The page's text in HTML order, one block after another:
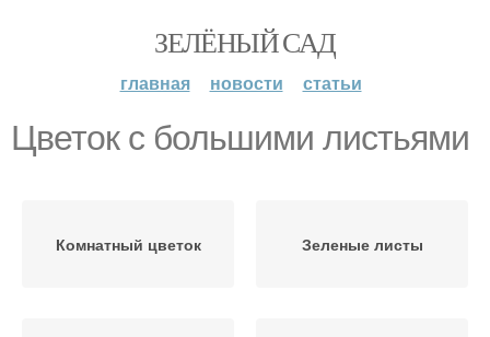
ЗЕЛЁНЫЙ САД
главная новости статьи
Цветок с большими листьями
Комнатный цветок Зеленые листы